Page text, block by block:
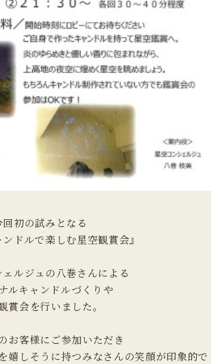
回初の試みとなる
ドルで楽しむ星空観賞会』
ルジュの八巻さんによる
ルキャンドルづくりや
賞会を行いました。
お客様にご参加いただき
嬉しそうに持つみなさんの笑顔が印象的で